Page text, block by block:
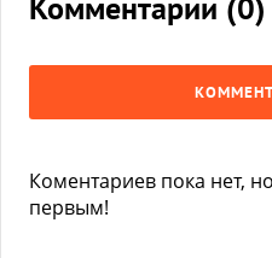
Коментариев пока нет,
первым!